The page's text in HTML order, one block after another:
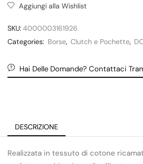
Aggiungi alla Wishlist
SKU:4000003161926
Categories: Borse, Clutch e Pochette,
Hai Delle Domande? Contattaci
DESCRIZIONE
Realizzata in tessuto di cotone